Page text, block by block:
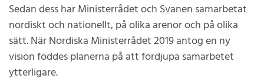
Sedan dess har Ministerrådet och Svanen samarbetat
nordiskt och nationellt, på olika arenor och på olika
sätt. När Nordiska Ministerrådet 2019 antog en ny
vision föddes planerna på att fördjupa samarbetet
ytterligare.